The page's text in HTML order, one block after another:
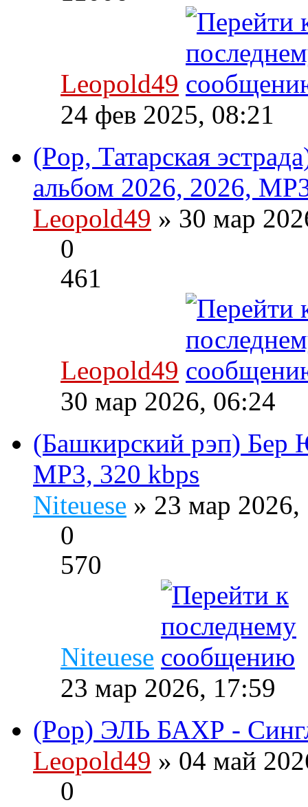
Leopold49
24 фев 2025, 08:21
(Pop, Татарская
альбом 2026, 2026,
Leopold49 » 30 мар
0
461
Leopold49
30 мар 2026, 06:24
(Башкирский рэп) Бер
MP3, 320 kbps
Niteuese » 23 мар
0
570
Niteuese
23 мар 2026, 17:59
(Pop) ЭЛЬ БАХР -
Leopold49 » 04 май
0